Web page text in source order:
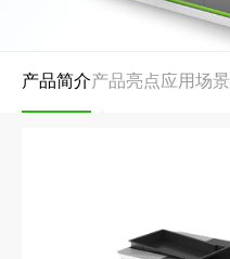
产品简介产品亮点应用场景